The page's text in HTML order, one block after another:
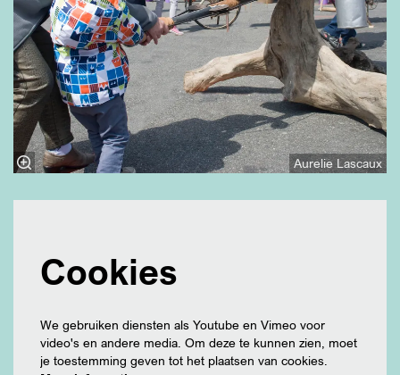
Aurelie Lascaux
Cookies
We gebruiken diensten als Youtube en Vimeo voor
video's en andere media. Om deze te kunnen zien, moet
je toestemming geven tot het plaatsen van cookies.